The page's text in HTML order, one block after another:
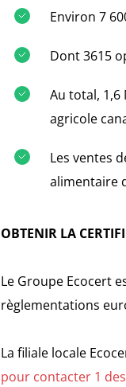
Environ 7
Dont 3615
Au total, 1,6
agricole
Les ventes
alimentaire
OBTENIR LA
Le Groupe Ecocert
règlementations
La filiale locale
pour contacter 1